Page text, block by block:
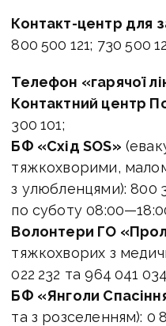
Контакт-центр для
800 500 121; 730 500
Телефон «гарячої
Контактний центр
300 101;
БФ «Схід SOS»
тяжкохворими,
з улюбленцями): 800
по суботу
Волонтери ГО
тяжкохворих з
022 232 та 964 041
БФ «Янголи
та з розселенням): 0